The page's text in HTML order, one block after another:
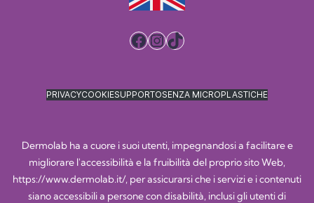
Facebook
Instagram
TikTok
PRIVACYCOOKIESUPPORTOSENZA MICROPLASTICHE
Dermolab ha a cuore i suoi utenti, impegnandosi a facilitare e
migliorare l'accessibilità e la fruibilità del proprio sito Web,
https://www.dermolab.it/, per assicurarsi che i servizi e i contenuti
siano accessibili a persone con disabilità, inclusi gli utenti di